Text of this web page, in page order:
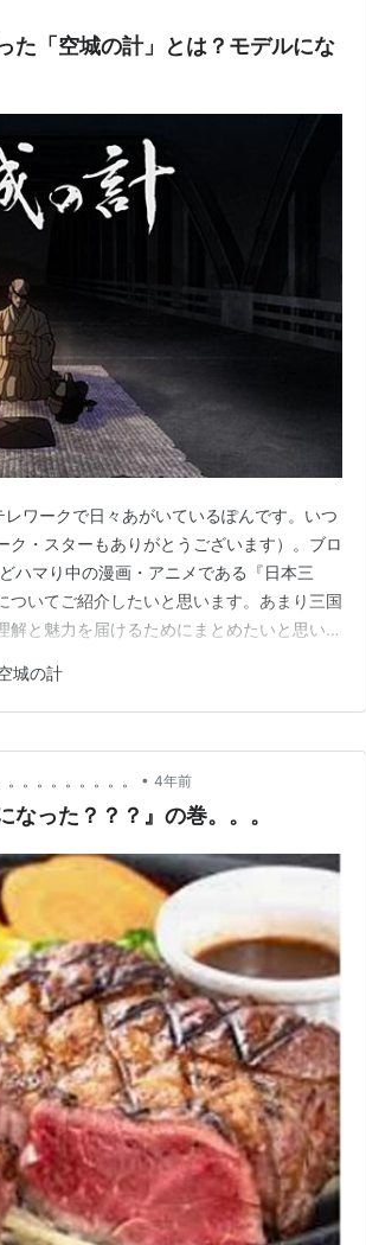
た「空城の計」とは？モデルにな
ワークで日々あがいているぽんです。いつ
ク・スターもありがとうございます）。ブロ
ハマり中の漫画・アニメである『日本三
ついてご紹介したいと思います。あまり三国
と魅力を届けるためにまとめたいと思いま
での龍門光英の「空城の計」 なぜ龍門光英
でも刺さ…
城の計
。。。。。。。。 • 4年前
なった？？？』の巻。。。